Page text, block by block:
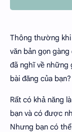
Thông thường khi
văn bản gọn
đã nghĩ về những
bài đăng của bạn?
Rất có khả năng
bạn và có được
Nhưng bạn có